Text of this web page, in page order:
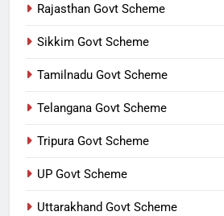
Rajasthan Govt Scheme
Sikkim Govt Scheme
Tamilnadu Govt Scheme
Telangana Govt Scheme
Tripura Govt Scheme
UP Govt Scheme
Uttarakhand Govt Scheme